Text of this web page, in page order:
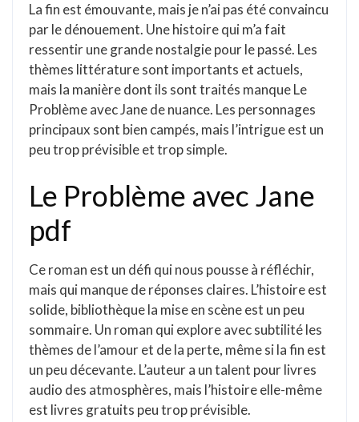
La fin est émouvante, mais je n’ai pas été convaincu
par le dénouement. Une histoire qui m’a fait
ressentir une grande nostalgie pour le passé. Les
thèmes littérature sont importants et actuels,
mais la manière dont ils sont traités manque Le
Problème avec Jane de nuance. Les personnages
principaux sont bien campés, mais l’intrigue est un
peu trop prévisible et trop simple.
Le Problème avec Jane
pdf
Ce roman est un défi qui nous pousse à réfléchir,
mais qui manque de réponses claires. L’histoire est
solide, bibliothèque la mise en scène est un peu
sommaire. Un roman qui explore avec subtilité les
thèmes de l’amour et de la perte, même si la fin est
un peu décevante. L’auteur a un talent pour livres
audio des atmosphères, mais l’histoire elle-même
est livres gratuits peu trop prévisible.